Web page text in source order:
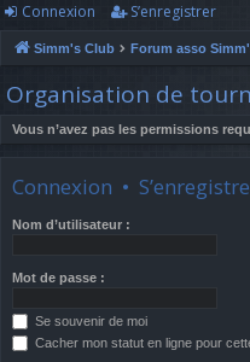
cc
ès
ra
pi
or
u
m
s
Connexion S’enregistrer
Simm's Club Forum asso
Organisation de
Vous n’avez pas les permissions
Connexion •
Nom d’utilisateur :
Mot de passe :
Se souvenir de moi
Cacher mon statut en ligne pour